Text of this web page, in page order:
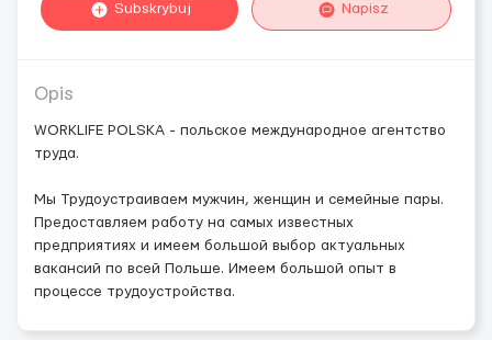
Subskrybuj Napisz
Opis
WORKLIFE POLSKA - польское международное агентство
труда.
Мы Трудоустраиваем мужчин, женщин и семейные пары.
Предоставляем работу на самых известных
предприятиях и имеем большой выбор актуальных
вакансий по всей Польше. Имеем большой опыт в
процессе трудоустройства.